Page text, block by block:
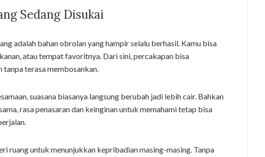
Sedang Disukai
adalah bahan obrolan yang hampir selalu berhasil. Kamu bisa
atau tempat favoritnya. Dari sini, percakapan bisa
terasa membosankan.
suasana biasanya langsung berubah jadi lebih cair. Bahkan
rasa penasaran dan keinginan untuk memahami tetap bisa
ruang untuk menunjukkan kepribadian masing-masing. Tanpa